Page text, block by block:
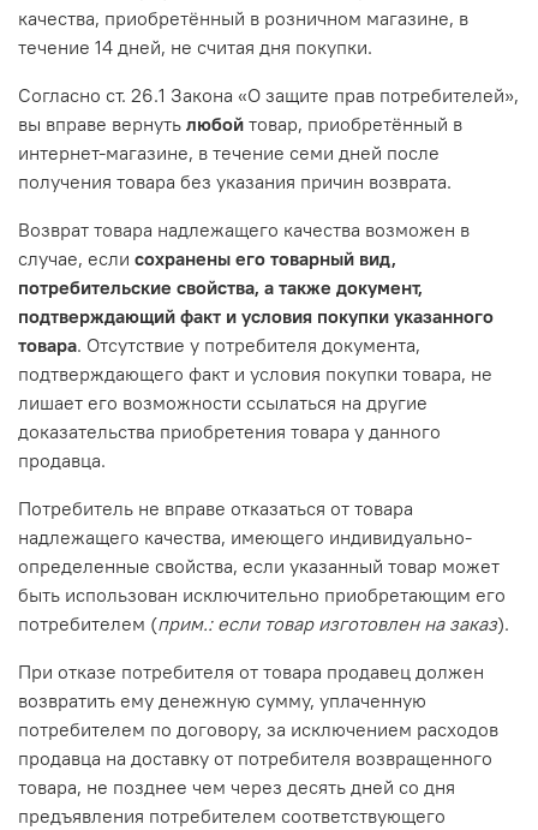
качества, приобретённый в розничном магазине, в
течение 14 дней, не считая дня покупки.
Согласно ст. 26.1 Закона «О защите прав потребителей»,
вы вправе вернуть любой товар, приобретённый в
интернет-магазине, в течение семи дней после
получения товара без указания причин возврата.
Возврат товара надлежащего качества возможен в
случае, если сохранены его товарный вид,
потребительские свойства, а также документ,
подтверждающий факт и условия покупки указанного
товара. Отсутствие у потребителя документа,
подтверждающего факт и условия покупки товара, не
лишает его возможности ссылаться на другие
доказательства приобретения товара у данного
продавца.
Потребитель не вправе отказаться от товара
надлежащего качества, имеющего индивидуально-
определенные свойства, если указанный товар может
быть использован исключительно приобретающим его
потребителем (прим.: если товар изготовлен на заказ).
При отказе потребителя от товара продавец должен
возвратить ему денежную сумму, уплаченную
потребителем по договору, за исключением расходов
продавца на доставку от потребителя возвращенного
товара, не позднее чем через десять дней со дня
предъявления потребителем соответствующего